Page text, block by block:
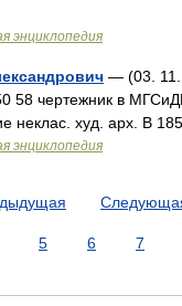
энциклопедия
— (03. 11.
58 чертежник в
неклас. худ. арх. В
энциклопедия
5 6 7